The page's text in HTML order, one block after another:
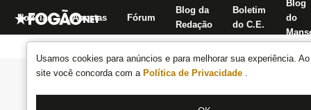
Usamos cookies para anúncios e para melhorar sua experiência.
site você concorda com a Política de Privacidade .
Notícias Apostas Fórum
Blog da
Redação
Boletim
do C.E.
Blog
do